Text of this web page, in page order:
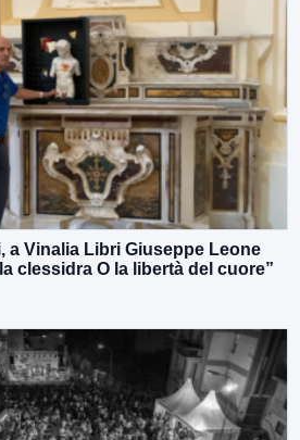
a Vinalia Libri Giuseppe Leone
clessidra O la libertà del cuore”